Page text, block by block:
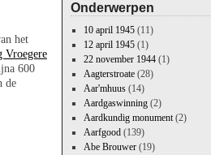
het
Vroegere
600
de
Onderwerpen
10 april 1945(11)
12 april 1945(1)
22 november 1944(1)
Aagterstroate(28)
Aar'mhuus(14)
Aardgaswinning(2)
Aardkundig monument(2)
Aarfgood(139)
Abe Brouwer(19)